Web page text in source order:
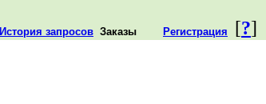
[?]
История запросов Заказы Регистрация